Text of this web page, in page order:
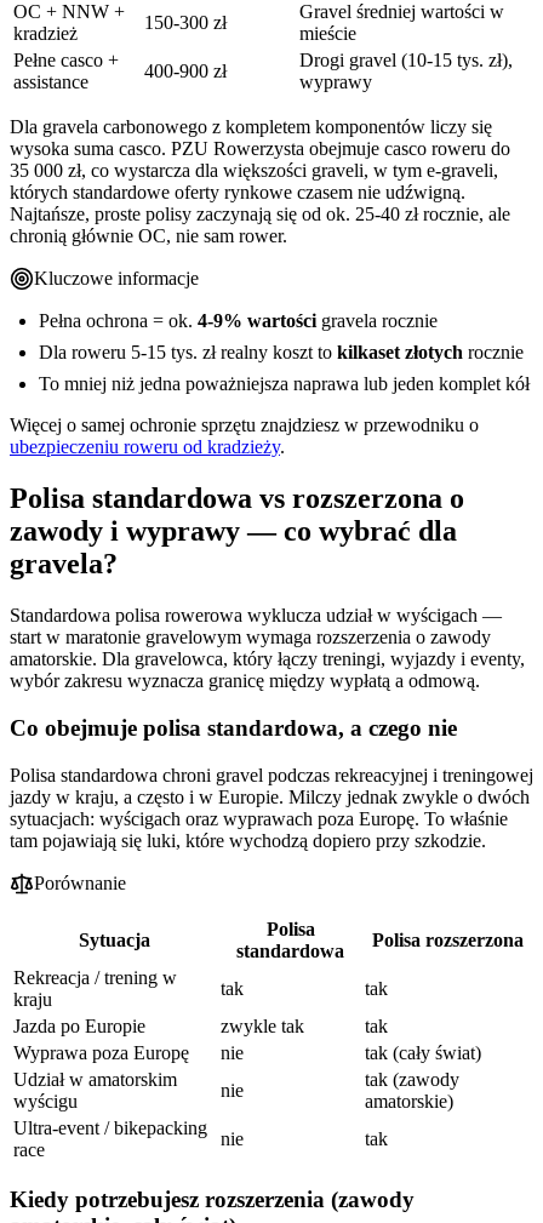
OC + NNW +
kradzież
150-300 zł
Gravel średniej wartości w
mieście
Pełne casco +
assistance
400-900 zł
Drogi gravel (10-15 tys. zł),
wyprawy
Dla gravela carbonowego z kompletem komponentów liczy się
wysoka suma casco. PZU Rowerzysta obejmuje casco roweru do
35 000 zł, co wystarcza dla większości graveli, w tym e-graveli,
których standardowe oferty rynkowe czasem nie udźwigną.
Najtańsze, proste polisy zaczynają się od ok. 25-40 zł rocznie, ale
chronią głównie OC, nie sam rower.
Kluczowe informacje
Pełna ochrona = ok. 4-9% wartości gravela rocznie
Dla roweru 5-15 tys. zł realny koszt to kilkaset złotych rocznie
To mniej niż jedna poważniejsza naprawa lub jeden komplet kół
Więcej o samej ochronie sprzętu znajdziesz w przewodniku o
ubezpieczeniu roweru od kradzieży.
Polisa standardowa vs rozszerzona o
zawody i wyprawy — co wybrać dla
gravela?
Standardowa polisa rowerowa wyklucza udział w wyścigach —
start w maratonie gravelowym wymaga rozszerzenia o zawody
amatorskie. Dla gravelowca, który łączy treningi, wyjazdy i eventy,
wybór zakresu wyznacza granicę między wypłatą a odmową.
Co obejmuje polisa standardowa, a czego nie
Polisa standardowa chroni gravel podczas rekreacyjnej i treningowej
jazdy w kraju, a często i w Europie. Milczy jednak zwykle o dwóch
sytuacjach: wyścigach oraz wyprawach poza Europę. To właśnie
tam pojawiają się luki, które wychodzą dopiero przy szkodzie.
Porównanie
Sytuacja
Polisa
standardowa
Polisa rozszerzona
Rekreacja / trening w
kraju
tak
tak
Jazda po Europie
zwykle tak
tak
Wyprawa poza Europę
nie
tak (cały świat)
Udział w amatorskim
wyścigu
nie
tak (zawody
amatorskie)
Ultra-event / bikepacking
race
nie tak
Kiedy potrzebujesz rozszerzenia (zawody